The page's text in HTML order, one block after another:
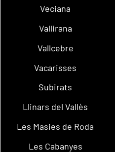
Veciana
Vallirana
Vallcebre
Vacarisses
Subirats
Llinars del Vallès
Les Masies de Roda
Les Cabanyes